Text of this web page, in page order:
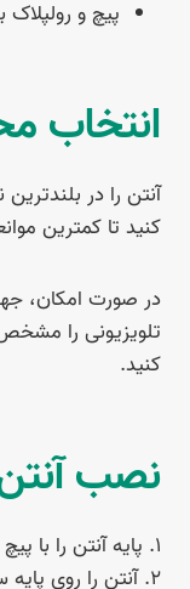
پیچ و
انتخاب
آنتن را در
کنید تا کمترین
در صورت امکان،
تلویزیونی را
کنید.
نصب
۱. پایه آنتن را با پیچ و رولپلاک محکم کنید.
۲. آنتن را روی پایه سوار کرده و با پیچ محکم نمایید.